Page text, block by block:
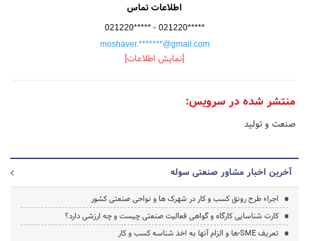
اطلاعات تماس
021220***** - 021220*****
moshaver.*******@gmail.com
[نمایش اطلاعات]
منتشر شده در سرویس:
صنعت و تولید
آخرین اخبار مشاور صنعتی سوله
اجراء طرح رونق کسب و کار در شهرک ها و نواحی صنعتی کشور
کارت شناسایی کارگاه و گواهی فعالیت صنعتی چیست و چه ارزشی دارد؟
تعریف SME-ها و الزام آنها به اخذ شناسه کسب و کار